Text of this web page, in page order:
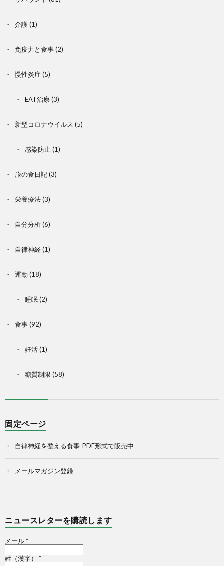
介護(1)
免疫力と食事(2)
慢性炎症 (5)
EAT治療 (3)
新型コロナウイルス (5)
感染防止 (1)
旅の食日記(3)
栄養療法(3)
自分分析(6)
自律神経(1)
運動(18)
睡眠(2)
食事(92)
妊活(1)
糖質制限 (58)
固定ページ
自律神経を整える食事-PDF形式で販売中
メールマガジン登録
ニュースレターを購読します
メール*
姓（漢字） *